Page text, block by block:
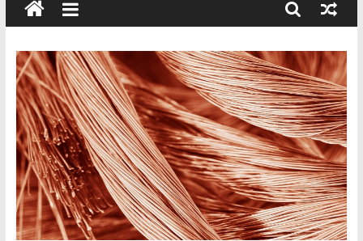
–
Precio
de
Chatarra
Directorio
de